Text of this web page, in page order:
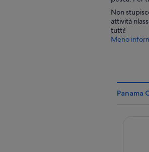
Non
attività
tutti!
Meno
Panama